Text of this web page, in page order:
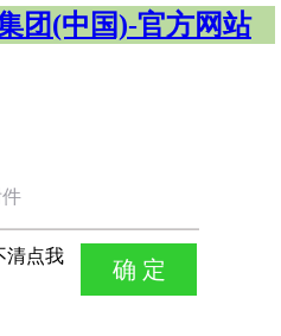
团(中国)-官方网站